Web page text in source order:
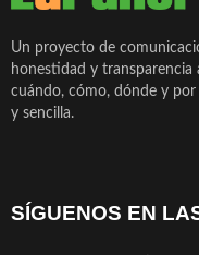
Un proyecto de
honestidad y transparencia
cuándo, cómo, dónde y
y sencilla.
SÍGUENOS EN